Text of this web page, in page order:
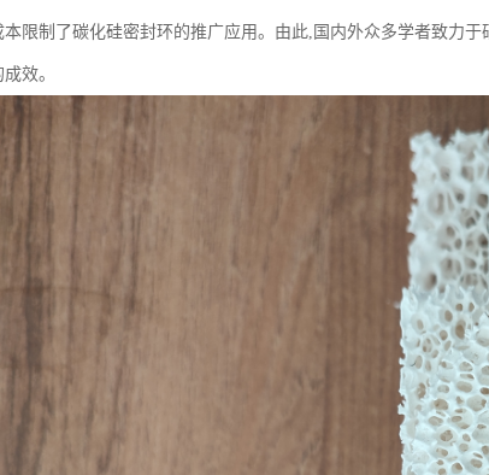
本限制了碳化硅密封环的推广应用。由此,国内外众多学者致力
效。